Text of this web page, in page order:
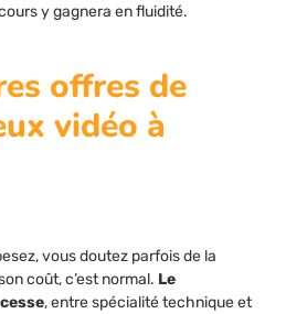
y gagnera en fluidité.
offres de
vidéo à
vous doutez parfois de la
coût, c’est normal. Le
, entre spécialité technique et